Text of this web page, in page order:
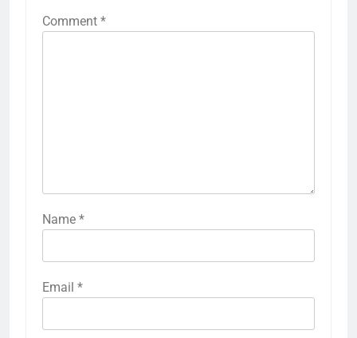
Comment *
Name *
Email *